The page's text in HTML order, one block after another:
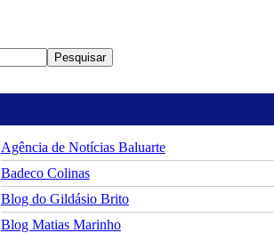
Pesquisar
Agência de Notícias Baluarte
Badeco Colinas
Blog do Gildásio Brito
Blog Matias Marinho